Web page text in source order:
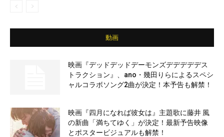
動画
映画『デッドデッドデーモンズデデデデデス
トラクション』、ano・幾田りらによるスペシ
ャルコラボソング2曲が決定！本予告も解禁！
映画『四月になれば彼女は』主題歌に藤井 風
の新曲「満ちてゆく」が決定！最新予告映像
とポスタービジュアルも解禁！